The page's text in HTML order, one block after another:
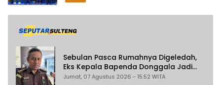
Sebulan Pasca Rumahnya Digeledah,
Eks Kepala Bapenda Donggala Jadi
Tersangka Dugaan Korupsi
Jumat, 07 Agustus 2026 - 15:52 WITA